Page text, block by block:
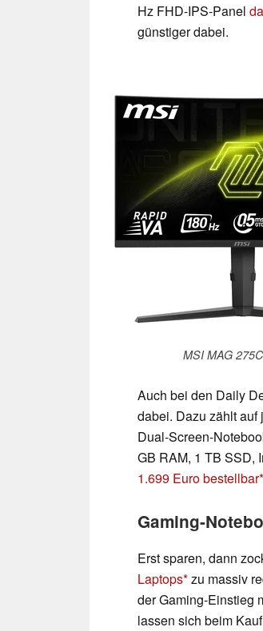
Hz FHD-IPS-Panel
günstiger dabei.
MSI MAG
Auch bei den Daily
dabei. Dazu zählt auf
Dual-Screen-
GB RAM, 1 TB SSD,
1.699 Euro bestellbar
Gaming-
Erst sparen, dann
Laptops zu massiv
der Gaming-Einstieg
lassen sich beim